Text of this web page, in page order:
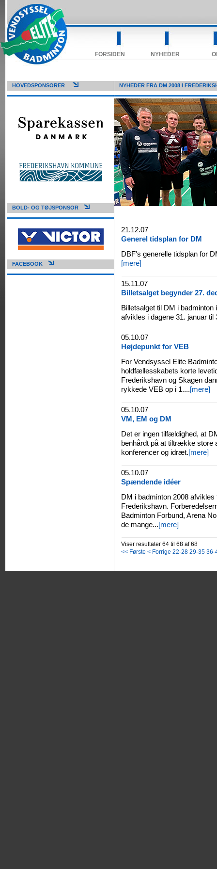
FORSIDEN NYHEDER
HOVEDSPONSORER NYHEDER FRA DM 2008 I
BOLD- OG TØJSPONSOR
FACEBOOK
21.12.07
Generel tidsplan for DM
DBF's generelle tidsplan for
[mere]
15.11.07
Billetsalget begynder 27.
Billetsalget til DM i
afvikles i dagene 31. januar til
05.10.07
Højdepunkt for VEB
For Vendsyssel Elite
holdfællesskabets korte
Frederikshavn og Skagen
rykkede VEB op i 1....[mere]
05.10.07
VM, EM og DM
Det er ingen tilfældighed, at
benhårdt på at tiltrække store
konferencer og idræt.[mere]
05.10.07
Spændende idéer
DM i badminton 2008
Frederikshavn.
Badminton Forbund, Arena
de mange...[mere]
Viser resultater 64 til 68 af 68
<< Første < Forrige 22-28 29-35 36-